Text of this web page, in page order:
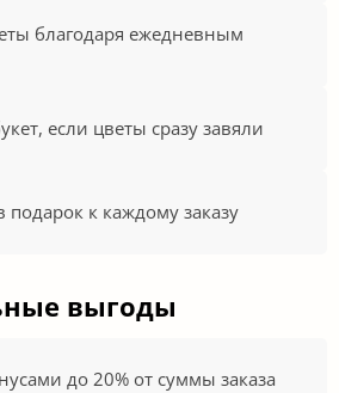
благодаря ежедневным
если цветы сразу завяли
подарок к каждому заказу
выгоды
до 20% от суммы заказа